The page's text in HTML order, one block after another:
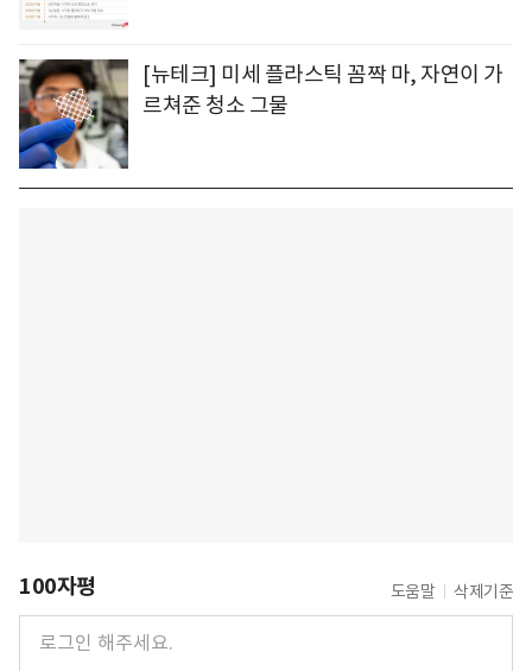
[뉴테크] 미세 플라스틱 꼼짝 마, 자연이 가
르쳐준 청소 그물
100자평 도움말 삭제기준